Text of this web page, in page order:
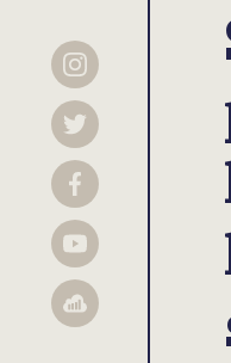
Instagram
Twitter
Facebook
YouTube
Sellsy